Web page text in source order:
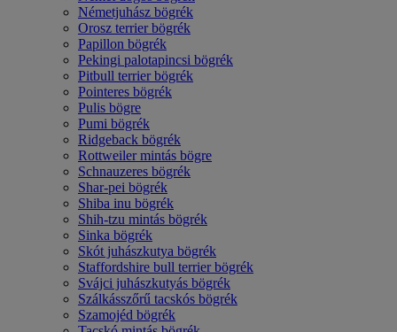
Németjuhász bögrék
Orosz terrier bögrék
Papillon bögrék
Pekingi palotapincsi bögrék
Pitbull terrier bögrék
Pointeres bögrék
Pulis bögre
Pumi bögrék
Ridgeback bögrék
Rottweiler mintás bögre
Schnauzeres bögrék
Shar-pei bögrék
Shiba inu bögrék
Shih-tzu mintás bögrék
Sinka bögrék
Skót juhászkutya bögrék
Staffordshire bull terrier bögrék
Svájci juhászkutyás bögrék
Szálkásszőrű tacskós bögrék
Szamojéd bögrék